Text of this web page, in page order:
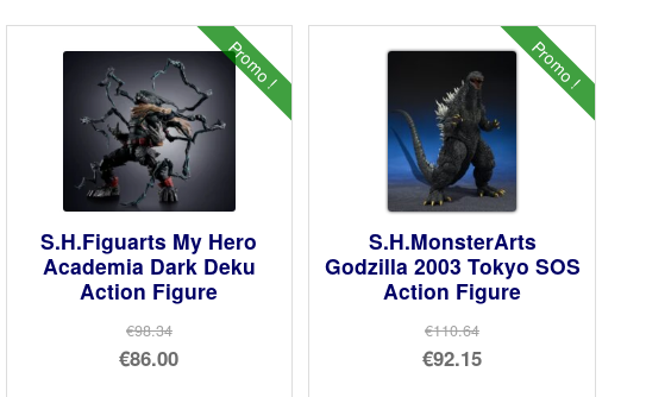
Promo !
S.H.Figuarts My Hero
Academia Dark Deku
Action Figure
€98.34
Le
€86.00
Promo !
S.H.MonsterArts
Godzilla 2003 Tokyo SOS
Action Figure
€110.64
Le
€92.15